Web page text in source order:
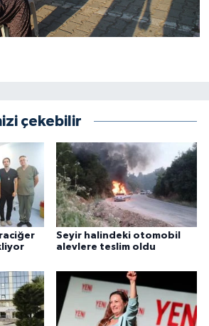
çekebilir
Seyir halindeki otomobil
alevlere teslim oldu